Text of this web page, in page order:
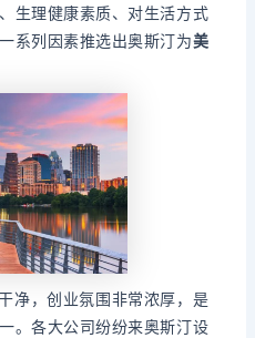
生理健康素质、对生活方式
系列因素推选出奥斯汀为美
净，创业氛围非常浓厚，是
。各大公司纷纷来奥斯汀设